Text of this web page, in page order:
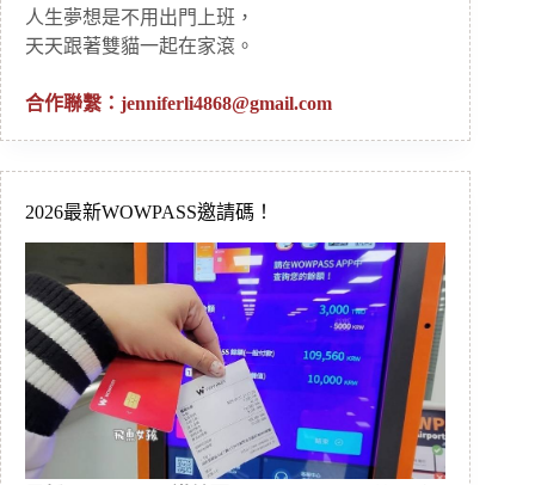
人生夢想是不用出門上班，
天天跟著雙貓一起在家滾。
合作聯繫： jenniferli4868@gmail.com
2026最新WOWPASS邀請碼！